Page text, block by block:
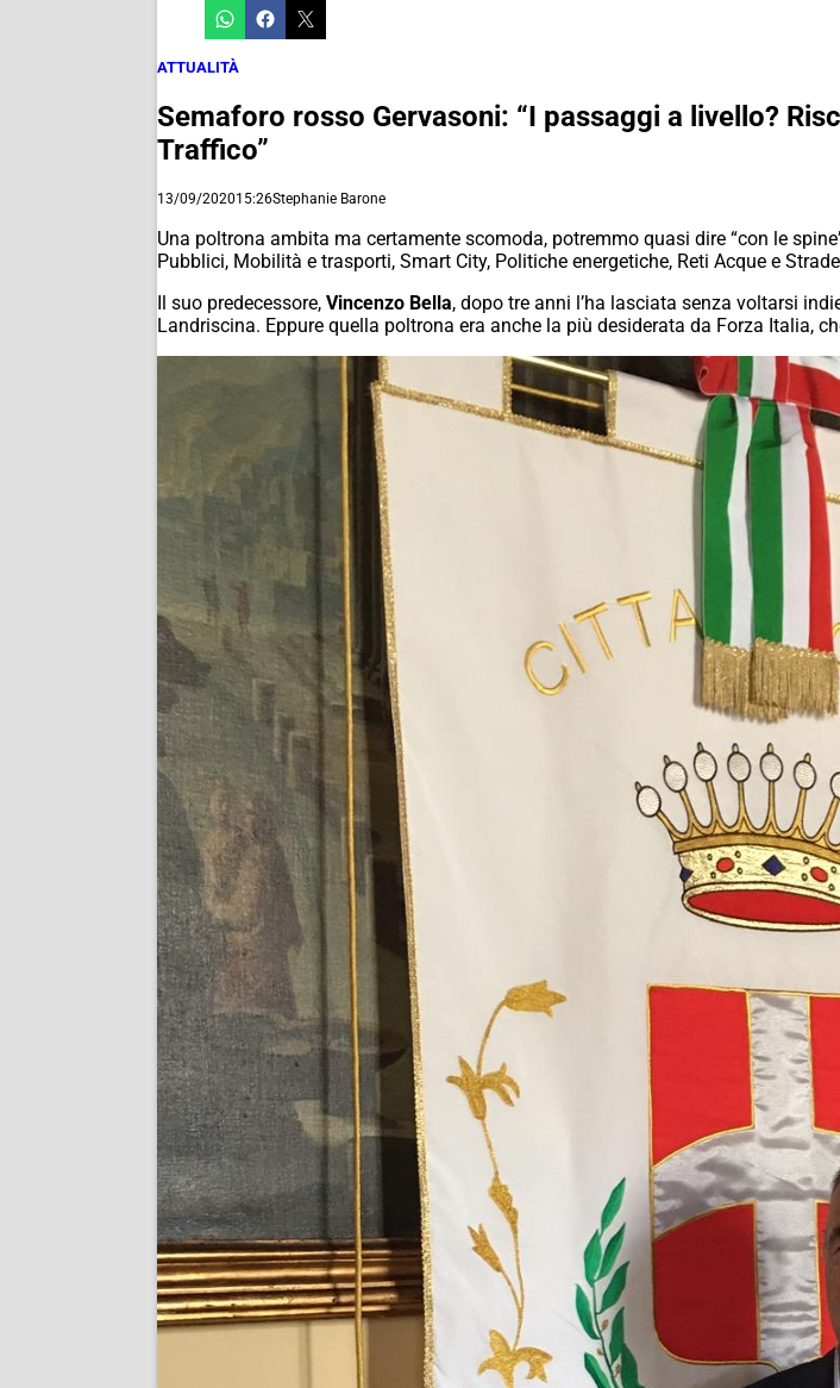
ATTUALITÀ
Semaforo rosso Gervasoni: “I passaggi a livello?
Traffico”
13/09/202015:26Stephanie Barone
Una poltrona ambita ma certamente scomoda, potremmo quasi dire “con le
Pubblici, Mobilità e trasporti, Smart City, Politiche energetiche, Reti Acque e
Il suo predecessore, Vincenzo Bella, dopo tre anni l’ha lasciata senza voltarsi
Landriscina. Eppure quella poltrona era anche la più desiderata da Forza Italia,